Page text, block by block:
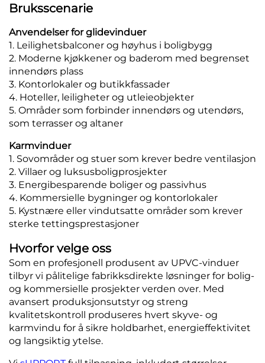
Bruksscenarie
Anvendelser for glidevinduer
1. Leilighetsbalconer og høyhus i boligbygg
2. Moderne kjøkkener og baderom med begrenset
innendørs plass
3. Kontorlokaler og butikkfassader
4. Hoteller, leiligheter og utleieobjekter
5. Områder som forbinder innendørs og utendørs,
som terrasser og altaner
Karmvinduer
1. Sovområder og stuer som krever bedre ventilasjon
2. Villaer og luksusboligprosjekter
3. Energibesparende boliger og passivhus
4. Kommersielle bygninger og kontorlokaler
5. Kystnære eller vindutsatte områder som krever
sterke tettingsprestasjoner
Hvorfor velge oss
Som en profesjonell produsent av UPVC-vinduer
tilbyr vi pålitelige fabrikksdirekte løsninger for bolig-
og kommersielle prosjekter verden over. Med
avansert produksjonsutstyr og streng
kvalitetskontroll produseres hvert skyve- og
karmvindu for å sikre holdbarhet, energieffektivitet
og langsiktig ytelse.